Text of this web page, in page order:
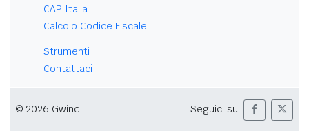
CAP Italia
Calcolo Codice Fiscale
Strumenti
Contattaci
© 2026 Gwind Seguici su